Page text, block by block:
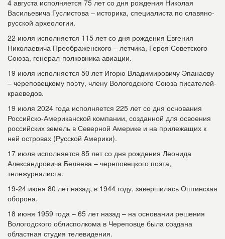
4 августа исполняется 75 лет со дня рождения Николая
Васильевича Гуслистова – историка, специалиста по славяно-
русской археологии.
22 июля исполняется 115 лет со дня рождения Евгения
Николаевича Преображенского – летчика, Героя Советского
Союза, генерал-полковника авиации.
19 июля исполняется 50 лет Игорю Владимировичу Эпанаеву
– череповецкому поэту, члену Вологодского Союза писателей-
краеведов.
19 июля 2024 года исполняется 225 лет со дня основания
Российско-Американской компании, созданной для освоения
российских земель в Северной Америке и на прилежащих к
ней островах (Русской Америки).
17 июля исполняется 85 лет со дня рождения Леонида
Александровича Беляева – череповецкого поэта,
тележурналиста.
19-24 июня 80 лет назад, в 1944 году, завершилась Оштинская
оборона.
18 июня 1959 года – 65 лет назад – на основании решения
Вологодского облисполкома в Череповце была создана
областная студия телевидения.